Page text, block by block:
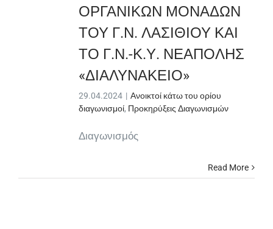
ΟΡΓΑΝΙΚΩΝ ΜΟΝΑΔΩΝ
ΤΟΥ Γ.Ν. ΛΑΣΙΘΙΟΥ ΚΑΙ
ΤΟ Γ.Ν.-Κ.Υ. ΝΕΑΠΟΛΗΣ
«ΔΙΑΛΥΝΑΚΕΙΟ»
29.04.2024 | Ανοικτοί κάτω του ορίου
διαγωνισμοί, Προκηρύξεις Διαγωνισμών
Διαγωνισμός
Read More